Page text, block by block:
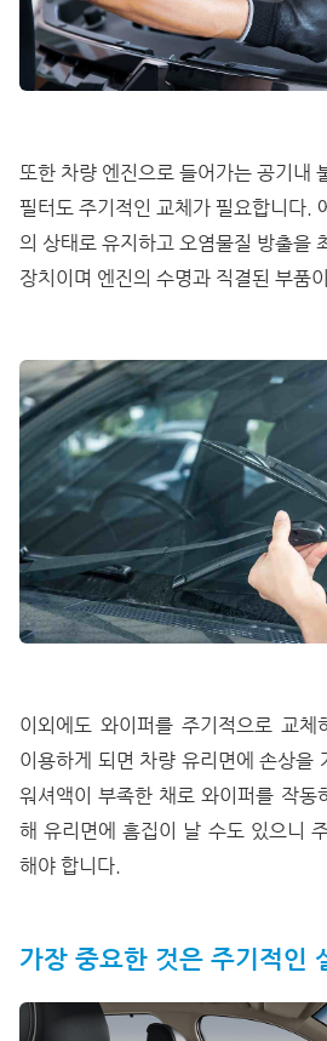
또한 차량 엔진으로 들어가는 공기내
필터도 주기적인 교체가 필요합니다.
의 상태로 유지하고 오염물질 방출을
장치이며 엔진의 수명과 직결된 부품
이외에도 와이퍼를 주기적으로 교
이용하게 되면 차량 유리면에 손상을
워셔액이 부족한 채로 와이퍼를 작동
해 유리면에 흠집이 날 수도 있으니
해야 합니다.
가장 중요한 것은 주기적인